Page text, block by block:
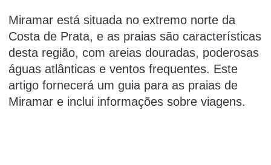
Miramar está situada no extremo norte da
Costa de Prata, e as praias são características
desta região, com areias douradas, poderosas
águas atlânticas e ventos frequentes. Este
artigo fornecerá um guia para as praias de
Miramar e inclui informações sobre viagens.